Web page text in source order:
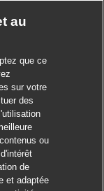
au
que ce
sur votre
des
ou
de
et adaptée